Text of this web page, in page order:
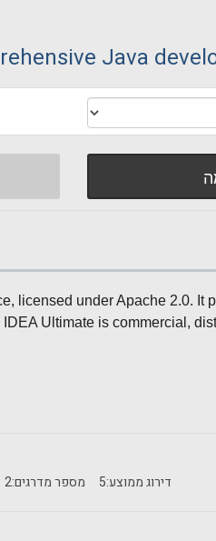
Java
licensed under Apache 2.0. It
Ultimate is commercial,
מספר מדרגים:2 דירוג ממוצע:5